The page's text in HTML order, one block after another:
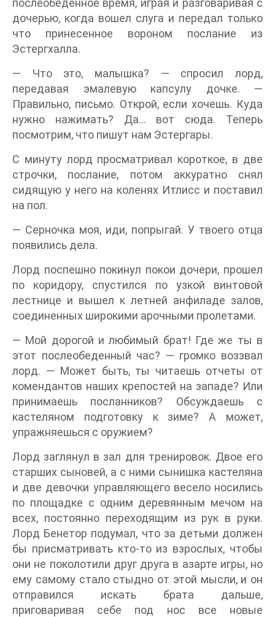
дочерью, когда вошел слуга и передал только
что принесенное вороном послание из
Эстергхалла.
— Что это, малышка? — спросил лорд,
передавая эмалевую капсулу дочке. —
Правильно, письмо. Открой, если хочешь. Куда
нужно нажимать? Да… вот сюда. Теперь
посмотрим, что пишут нам Эстергары.
С минуту лорд просматривал короткое, в две
строчки, послание, потом аккуратно снял
сидящую у него на коленях Итлисс и поставил
на пол.
— Серночка моя, иди, попрыгай. У твоего отца
появились дела.
Лорд поспешно покинул покои дочери, прошел
по коридору, спустился по узкой винтовой
лестнице и вышел к летней анфиладе залов,
соединенных широкими арочными пролетами.
— Мой дорогой и любимый брат! Где же ты в
этот послеобеденный час? — громко воззвал
лорд. — Может быть, ты читаешь отчеты от
комендантов наших крепостей на западе? Или
принимаешь посланников? Обсуждаешь с
кастеляном подготовку к зиме? А может,
упражняешься с оружием?
Лорд заглянул в зал для тренировок. Двое его
старших сыновей, а с ними сынишка кастеляна
и две девочки управляющего весело носились
по площадке с одним деревянным мечом на
всех, постоянно переходящим из рук в руки.
Лорд Бенетор подумал, что за детьми должен
бы присматривать кто-то из взрослых, чтобы
они не поколотили друг друга в азарте игры, но
ему самому стало стыдно от этой мысли, и он
отправился искать брата дальше,
приговаривая себе под нос все новые